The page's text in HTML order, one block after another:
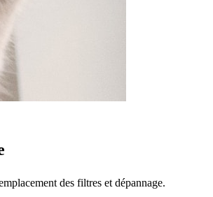
des filtres et dépannage.